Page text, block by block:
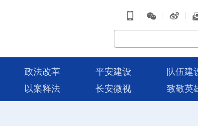
| | |
政法改革 平安建设 队伍建
以案释法 长安微视 致敬英